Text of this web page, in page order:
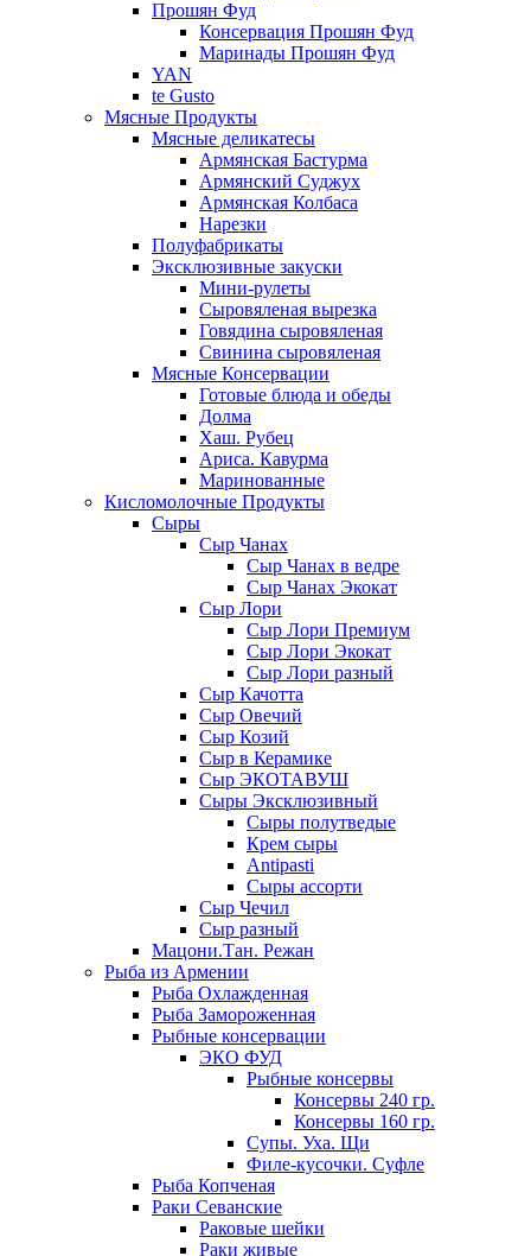
Прошян Фуд
Консервация Прошян Фуд
Маринады Прошян Фуд
YAN
te Gusto
Мясные Продукты
Мясные деликатесы
Армянская Бастурма
Армянский Суджух
Армянская Колбаса
Нарезки
Полуфабрикаты
Эксклюзивные закуски
Мини-рулеты
Сыровяленая вырезка
Говядина сыровяленая
Свинина сыровяленая
Мясные Консервации
Готовые блюда и обеды
Долма
Хаш. Рубец
Ариса. Кавурма
Маринованные
Кисломолочные Продукты
Сыры
Сыр Чанах
Сыр Чанах в ведре
Сыр Чанах Экокат
Сыр Лори
Сыр Лори Премиум
Сыр Лори Экокат
Сыр Лори разный
Сыр Качотта
Сыр Овечий
Сыр Козий
Сыр в Керамике
Сыр ЭКОТАВУШ
Сыры Эксклюзивный
Сыры полутведые
Крем сыры
Antipasti
Сыры ассорти
Сыр Чечил
Сыр разный
Мацони.Тан. Режан
Рыба из Армении
Рыба Охлажденная
Рыба Замороженная
Рыбные консервации
ЭКО ФУД
Рыбные консервы
Консервы 240 гр.
Консервы 160 гр.
Супы. Уха. Щи
Филе-кусочки. Суфле
Рыба Копченая
Раки Севанские
Раковые шейки
Раки живые